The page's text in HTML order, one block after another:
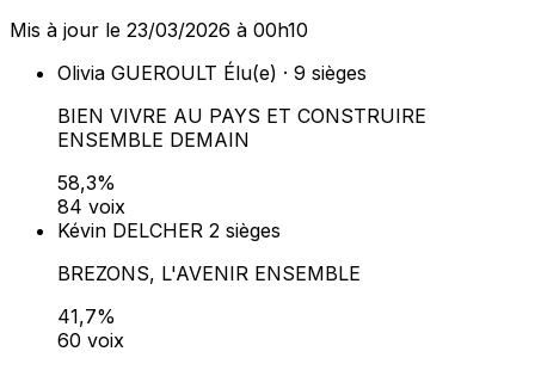
Mis à jour le 23/03/2026 à 00h10
Olivia GUEROULT Élu(e) · 9 sièges
BIEN VIVRE AU PAYS ET CONSTRUIRE
ENSEMBLE DEMAIN
58,3%
84 voix
Kévin DELCHER 2 sièges
BREZONS, L'AVENIR ENSEMBLE
41,7%
60 voix